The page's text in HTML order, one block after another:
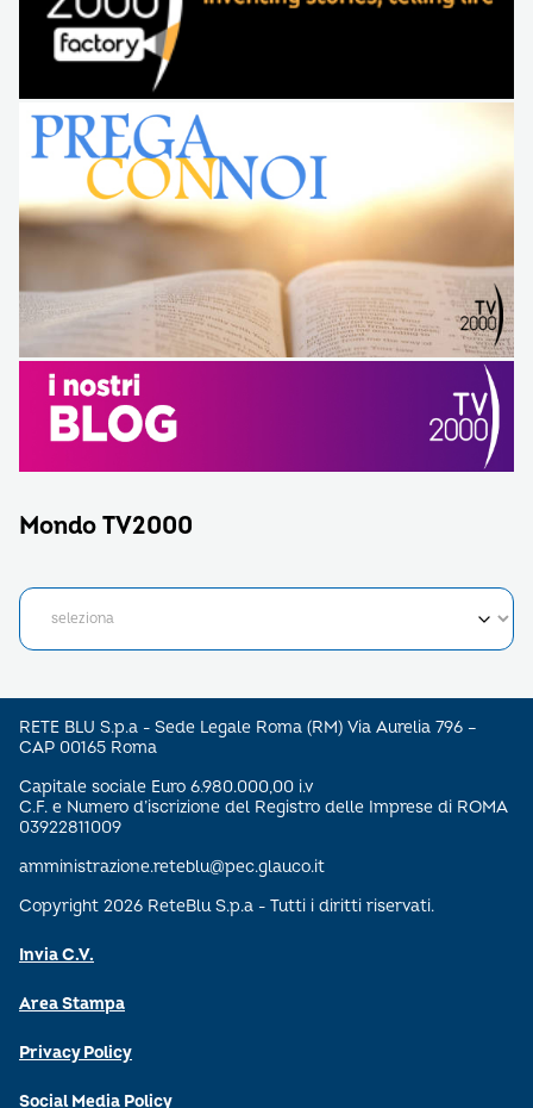
Mondo TV2000
RETE BLU S.p.a - Sede Legale Roma (RM) Via Aurelia 796 –
CAP 00165 Roma
Capitale sociale Euro 6.980.000,00 i.v
C.F. e Numero d’iscrizione del Registro delle Imprese di ROMA
03922811009
amministrazione.reteblu@pec.glauco.it
Copyright 2026 ReteBlu S.p.a - Tutti i diritti riservati.
Invia C.V.
Area Stampa
Privacy Policy
Social Media Policy